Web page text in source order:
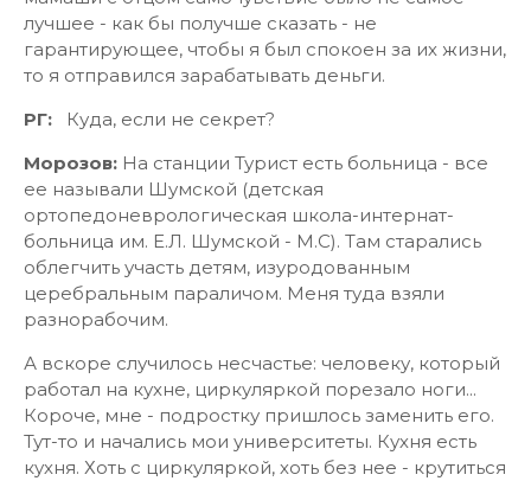
лучшее - как бы получше сказать - не
гарантирующее, чтобы я был спокоен за их жизни,
то я отправился зарабатывать деньги.
РГ:
Куда, если не секрет?
Морозов: На станции Турист есть больница - все
ее называли Шумской (детская
ортопедоневрологическая школа-интернат-
больница им. Е.Л. Шумской - М.С). Там старались
облегчить участь детям, изуродованным
церебральным параличом. Меня туда взяли
разнорабочим.
А вскоре случилось несчастье: человеку, который
работал на кухне, циркуляркой порезало ноги...
Короче, мне - подростку пришлось заменить его.
Тут-то и начались мои университеты. Кухня есть
кухня. Хоть с циркуляркой, хоть без нее - крутиться